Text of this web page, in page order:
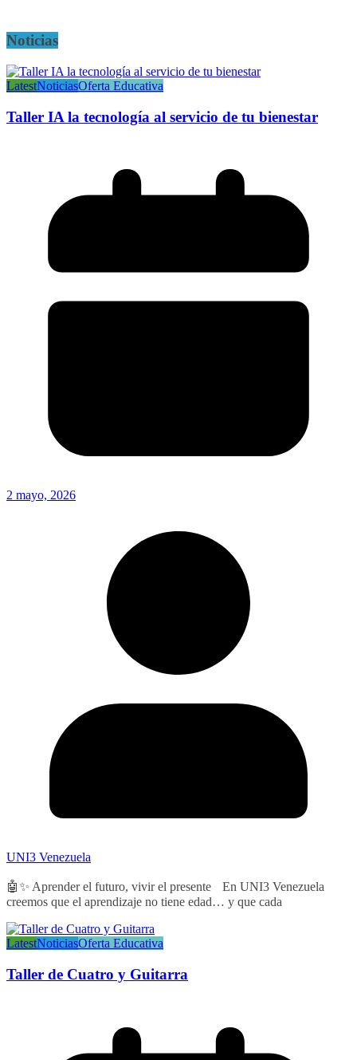
Noticias
LatestNoticiasOferta Educativa
Taller IA la tecnología al servicio de tu bienestar
2 mayo, 2026
UNI3 Venezuela
🤖✨ Aprender el futuro, vivir el presente En UNI3 Venezuela
creemos que el aprendizaje no tiene edad… y que cada
LatestNoticiasOferta Educativa
Taller de Cuatro y Guitarra